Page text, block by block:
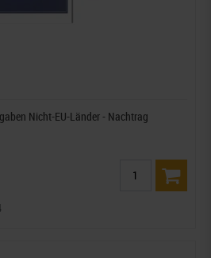
Nicht-EU-Länder - Nachtrag